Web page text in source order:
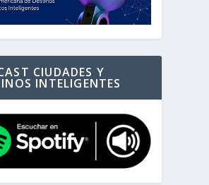
CIUDADES Y
INTELIGENTES